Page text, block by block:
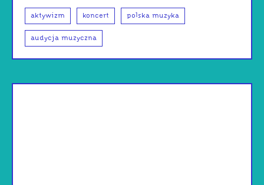
aktywizm koncert polska muzyka
audycja muzyczna